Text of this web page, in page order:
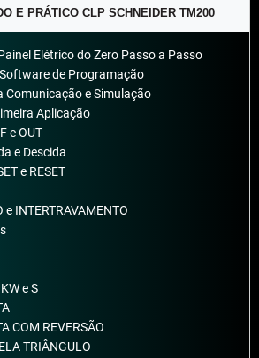
E PRÁTICO CLP SCHNEIDER TM200​
Elétrico do Zero Passo a Passo
de Programação
Comunicação e Simulação
Aplicação
e OUT
e Descida
e RESET
e INTERTRAVAMENTO
e S
COM REVERSÃO
TRIÂNGULO